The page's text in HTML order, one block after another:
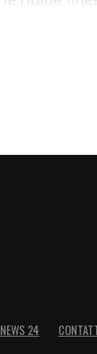
24